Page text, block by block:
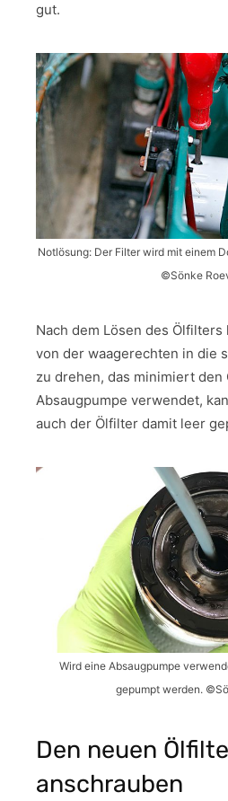
gut.
Notlösung: Der Filter wird mit einem
©Sönke
Nach dem Lösen des
von der waagerechten in die
zu drehen, das minimiert den
Absaugpumpe verwendet,
auch der Ölfilter damit leer
Wird eine Absaugpumpe
gepumpt werden.
Den neuen
anschrauben